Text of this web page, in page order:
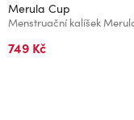
Merula Cup
749 Kč